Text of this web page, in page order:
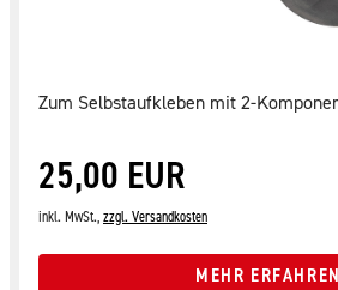
Zum Selbstaufkleben mit 2-
25,00 EUR
inkl. MwSt.,zzgl. Versandkosten
MEHR ERFAHREN